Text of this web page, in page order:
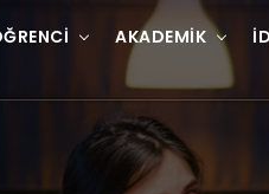
AKADEMIK